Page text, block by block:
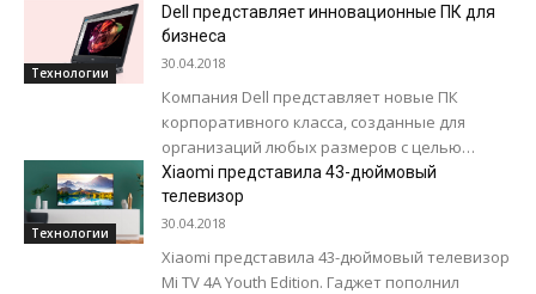
связи США) официально объявили о слиянии.
Это...
Технологии
Dell представляет инновационные ПК для
бизнеса
30.04.2018
Компания Dell представляет новые ПК
корпоративного класса, созданные для
организаций любых размеров с целью
помочь им достичь этого важного баланса.
Компьютеры Dell для бизнеса...
Технологии
Xiaomi представила 43-дюймовый
телевизор
30.04.2018
Xiaomi представила 43-дюймовый телевизор
Mi TV 4A Youth Edition. Гаджет пополнил